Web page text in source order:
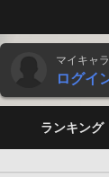
マイキャ
ログイ
ランキング